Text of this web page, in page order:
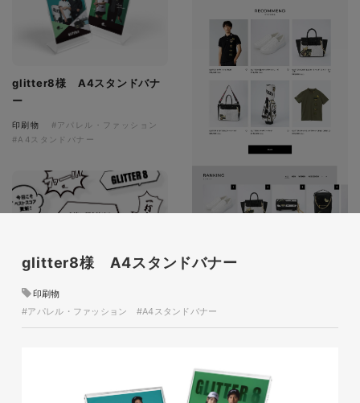
glitter8様 ECサイト制作
ECサイト
#レスポンシブWebデザイン
glitter8様 A4スタンドバナ
ー
印刷物
#アパレル・ファッション
#A4スタンドバナー
glitter8様 吹き出しPOP
印刷物
#アパレル・ファッション
#吹き出しPOP
glitter8様 A4スタンドバナー
印刷物
#アパレル・ファッション
#A4スタンドバナー